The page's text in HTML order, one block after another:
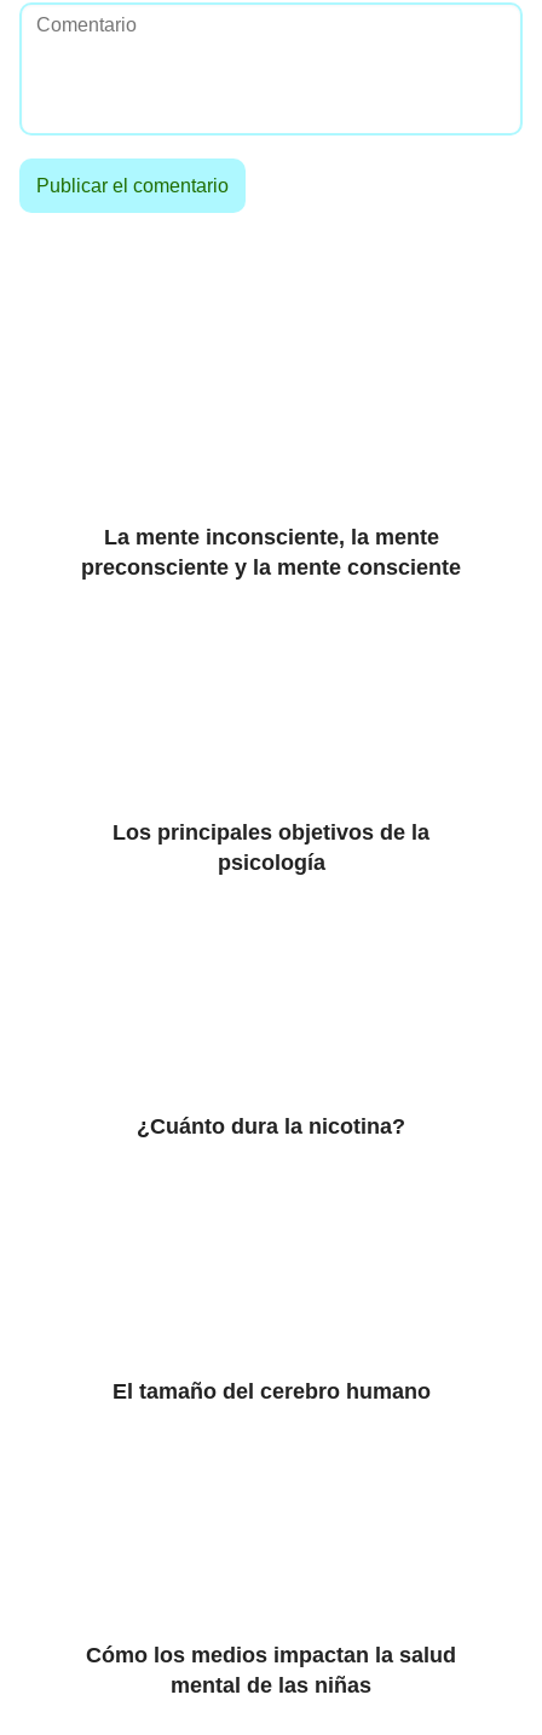
La mente inconsciente, la mente
preconsciente y la mente consciente
Los principales objetivos de la
psicología
¿Cuánto dura la nicotina?
El tamaño del cerebro humano
Cómo los medios impactan la salud
mental de las niñas